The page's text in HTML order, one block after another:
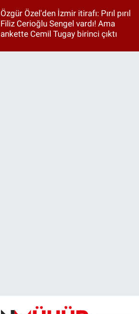
Özgür Özel'den İzmir itirafı: Pırıl pırıl
Filiz Cerioğlu Sengel vardı! Ama
ankette Cemil Tugay birinci çıktı